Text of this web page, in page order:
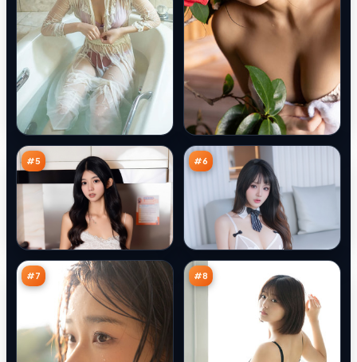
#5
千
面
引
擎
93
万
#6
旧
街
审
判
93
万
#7
则万
#8
观
者
万